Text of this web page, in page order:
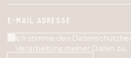
E-MAIL ADRESSE
Ich stimme den
Verarbeitung meiner Daten zu.